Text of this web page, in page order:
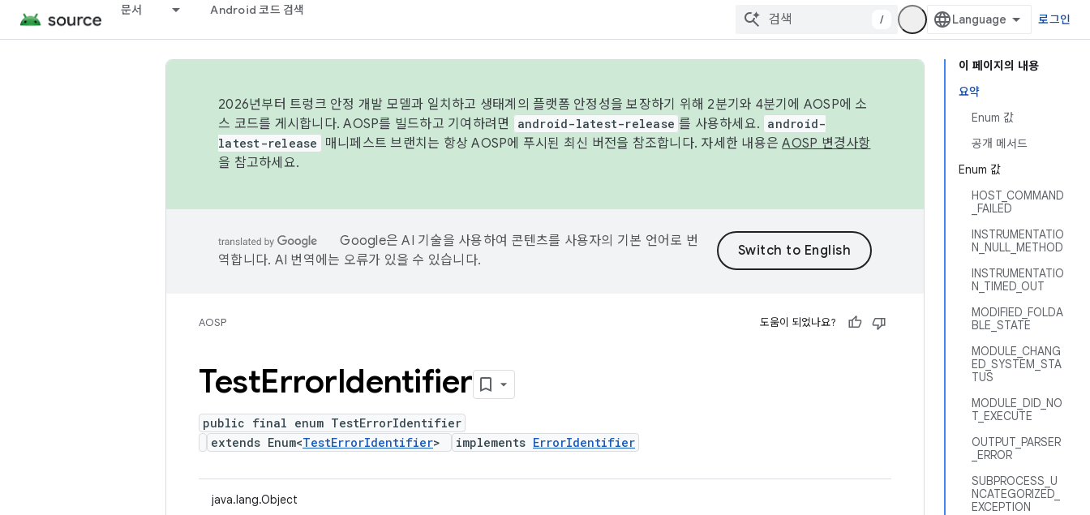
문서 Android 코드 검색
/ 로그인
이 페이지의 내용
요약
Enum 값
공개 메서드
Enum 값
HOST_COMMAND
_FAILED
INSTRUMENTATIO
N_NULL_METHOD
INSTRUMENTATIO
N_TIMED_OUT
MODIFIED_FOLDA
BLE_STATE
MODULE_CHANG
ED_SYSTEM_STA
TUS
MODULE_DID_NO
T_EXECUTE
OUTPUT_PARSER
_ERROR
SUBPROCESS_U
NCATEGORIZED_
EXCEPTION
2026년부터 트렁크 안정 개발 모델과 일치하고 생태계의 플랫폼 안정성을 보장하기 위해 2분기와 4분기에 AOSP에 소
스 코드를 게시합니다. AOSP를 빌드하고 기여하려면
android-latest-release 를 사용하세요. android-
latest-release
매니페스트 브랜치는 항상 AOSP에 푸시된 최신 버전을 참조합니다. 자세한 내용은AOSP 변경사항
을 참고하세요.
Google은 AI 기술을 사용하여 콘텐츠를 사용자의 기본 언어로 번
역합니다. AI 번역에는 오류가 있을 수 있습니다.
AOSP 도움이 되었나요?
TestErrorIdentifier
public final enum TestErrorIdentifier
extends Enum<TestErrorIdentifier> implements ErrorIdentifier
java.lang.Object